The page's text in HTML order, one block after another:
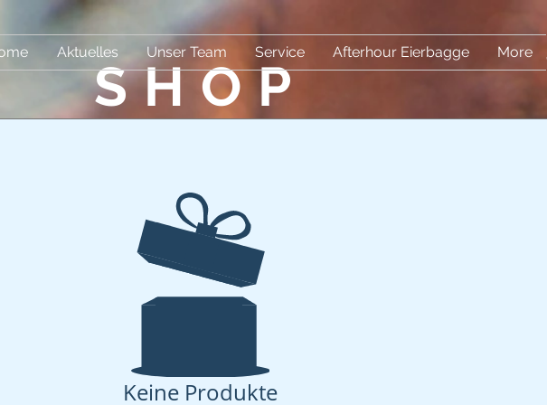
Aktuelles Unser Team Service Afterhour Eierbagge More
SHOP
Keine Produkte